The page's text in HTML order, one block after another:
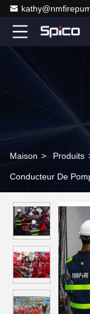
Maison > Produits
Conducteur De
kilowatts approprié